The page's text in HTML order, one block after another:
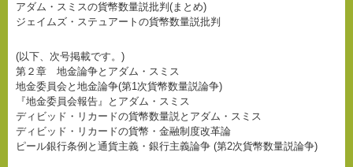
アダム・スミスの貨幣数量説批判(まとめ)
ジェイムズ・ステュアートの貨幣数量説批判
(以下、次号掲載です。)
第２章 地金論争とアダム・スミス
地金委員会と地金論争(第1次貨幣数量説論争)
『地金委員会報告』とアダム・スミス
ディビッド・リカードの貨幣数量説とアダム・スミス
ディビッド・リカードの貨幣・金融制度改革論
ピール銀行条例と通貨主義・銀行主義論争 (第2次貨幣数量説論争)